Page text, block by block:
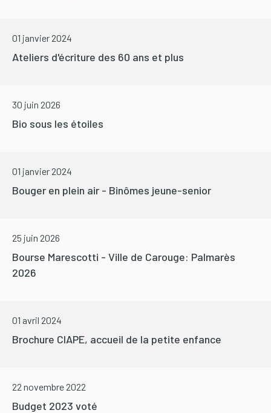
Ateliers d'écriture des 60 ans et plus
01 janvier 2024
Bio sous les étoiles
30 juin 2026
Bouger en plein air - Binômes jeune-senior
01 janvier 2024
Bourse Marescotti - Ville de Carouge: Palmarès
2026
25 juin 2026
Brochure CIAPE, accueil de la petite enfance
01 avril 2024
Budget 2023 voté
22 novembre 2022